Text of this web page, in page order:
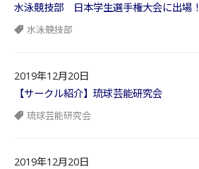
水泳競技部 日本学生選手権大会に出場！
水泳競技部
2019年12月20日
【サークル紹介】琉球芸能研究会
琉球芸能研究会
2019年12月20日